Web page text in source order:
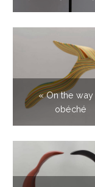
« On the way
obéché